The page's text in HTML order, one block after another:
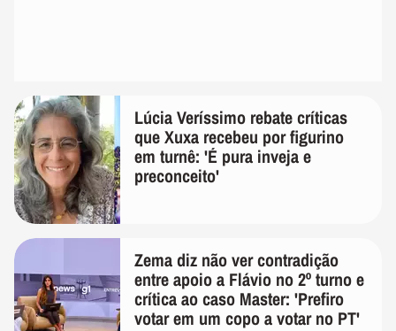
Lúcia Veríssimo rebate críticas
que Xuxa recebeu por figurino
em turnê: 'É pura inveja e
preconceito'
Zema diz não ver contradição
entre apoio a Flávio no 2º turno e
crítica ao caso Master: 'Prefiro
votar em um copo a votar no PT'